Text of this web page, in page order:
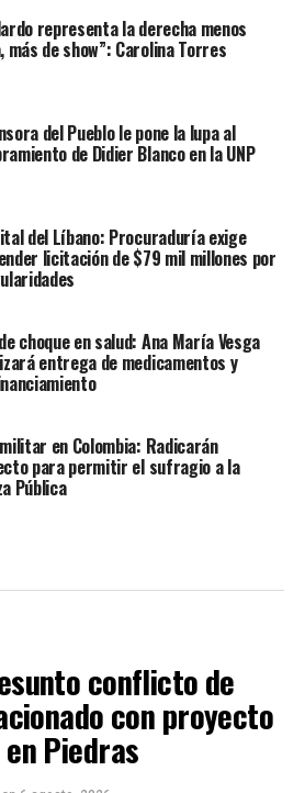
representa la derecha menos
más de show”: Carolina Torres
del Pueblo le pone la lupa al
de Didier Blanco en la UNP
del Líbano: Procuraduría exige
licitación de $79 mil millones por
choque en salud: Ana María Vesga
entrega de medicamentos y
en Colombia: Radicarán
para permitir el sufragio a la
Pública
conflicto de
con proyecto
Piedras